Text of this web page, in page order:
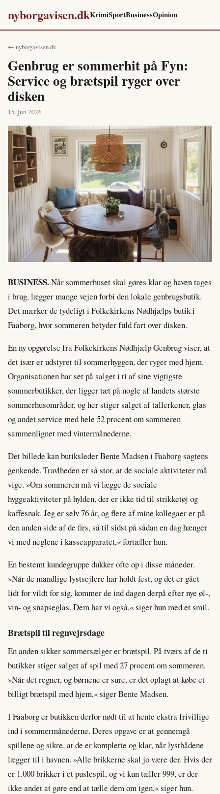
nyborgavisen.dkKrimiSportBusinessOpinion
← nyborgavisen.dk
Genbrug er sommerhit på Fyn:
Service og brætspil ryger over
disken
15. jun 2026
BUSINESS.Når sommerhuset skal gøres klar og haven tages
i brug, lægger mange vejen forbi den lokale genbrugsbutik.
Det mærker de tydeligt i Folkekirkens Nødhjælps butik i
Faaborg, hvor sommeren betyder fuld fart over disken.
En ny opgørelse fra Folkekirkens Nødhjælp Genbrug viser, at
det især er udstyret til sommerhyggen, der ryger med hjem.
Organisationen har set på salget i ti af sine vigtigste
sommerbutikker, der ligger tæt på nogle af landets største
sommerhusområder, og her stiger salget af tallerkener, glas
og andet service med hele 52 procent om sommeren
sammenlignet med vintermånederne.
Det billede kan butiksleder Bente Madsen i Faaborg sagtens
genkende. Travlheden er så stor, at de sociale aktiviteter må
vige. »Om sommeren må vi lægge de sociale
hyggeaktiviteter på hylden, der er ikke tid til strikketøj og
kaffesnak. Jeg er selv 76 år, og flere af mine kollegaer er på
den anden side af de firs, så til sidst på sådan en dag hænger
vi med neglene i kasseapparatet,« fortæller hun.
En bestemt kundegruppe dukker ofte op i disse måneder.
»Når de mandlige lystsejlere har holdt fest, og det er gået
lidt for vildt for sig, kommer de ind dagen derpå efter nye øl-,
vin- og snapseglas. Dem har vi også,« siger hun med et smil.
Brætspil til regnvejrsdage
En anden sikker sommersælger er brætspil. På tværs af de ti
butikker stiger salget af spil med 27 procent om sommeren.
»Når det regner, og børnene er sure, er det oplagt at købe et
billigt brætspil med hjem,« siger Bente Madsen.
I Faaborg er butikken derfor nødt til at hente ekstra frivillige
ind i sommermånederne. Deres opgave er at gennemgå
spillene og sikre, at de er komplette og klar, når lystbådene
lægger til i havnen. »Alle brikkerne skal jo være der. Hvis der
er 1.000 brikker i et puslespil, og vi kun tæller 999, er der
ikke andet at gøre end at tælle dem om igen,« siger hun.